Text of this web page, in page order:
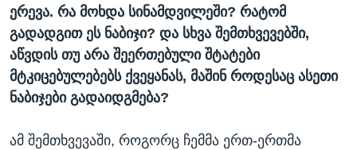
ერევა. რა მოხდა სინამდვილეში? რატომ
გადადგით ეს ნაბიჯი? და სხვა შემთხვევებში,
აწვდის თუ არა შეერთებული შტატები
მტკიცებულებებს ქვეყანას, მაშინ როდესაც ასეთი
ნაბიჯები გადაიდგმება?
ამ შემთხვევაში, როგორც ჩემმა ერთ-ერთმა